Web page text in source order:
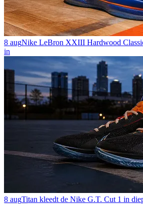
8 augNike LeBron XXIII Hardwood
in
8 augTitan kleedt de Nike G.T. Cut 1 in